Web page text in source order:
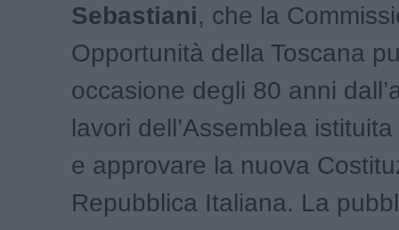
Sebastiani, che la
Opportunità della Toscana
occasione degli 80 anni
lavori dell’Assemblea
e approvare la nuova
Repubblica Italiana. La